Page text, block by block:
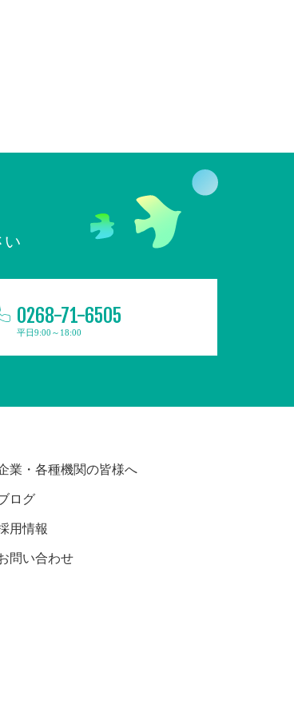
い
0268-71-6505
平日9:00～18:00
業・各種機関の皆様へ
ログ
用情報
問い合わせ